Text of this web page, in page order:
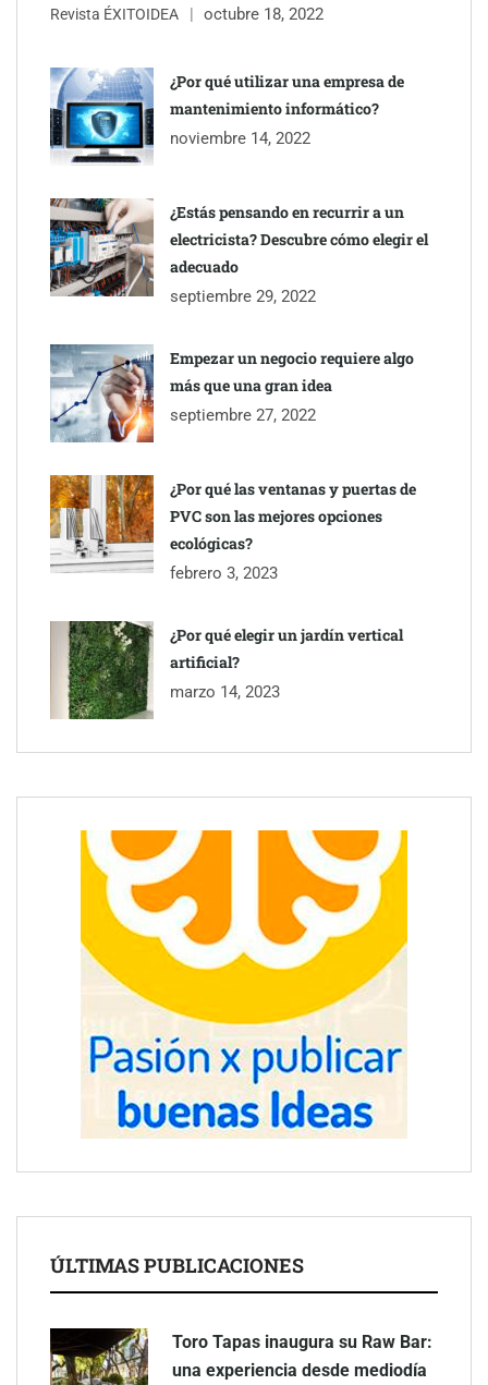
inmobiliarios: hasta 82% de ahorro por cobro
Gestoría Online reduce a unas horas el alta de autónomo
Revista ÉXITOIDEA octubre 18, 2022
¿Por qué utilizar una empresa de
mantenimiento informático?
noviembre 14, 2022
¿Estás pensando en recurrir a un
electricista? Descubre cómo elegir el
adecuado
septiembre 29, 2022
Empezar un negocio requiere algo
más que una gran idea
septiembre 27, 2022
¿Por qué las ventanas y puertas de
PVC son las mejores opciones
ecológicas?
febrero 3, 2023
¿Por qué elegir un jardín vertical
artificial?
marzo 14, 2023
ÚLTIMAS PUBLICACIONES
Toro Tapas inaugura su Raw Bar:
una experiencia desde mediodía